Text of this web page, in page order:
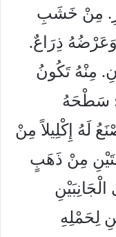
مِنْ خَشَبِ
ذِرَاعٌ وَعَرْضُهُ ذِرَاعٌ.
مِنْهُ تَكُونُ
سَطْحَهُ
لَهُ إِكْلِيلاً مِنْ
لَهُ حَلْقَتَيْنِ مِنْ ذَهَبٍ
لِحَمْلِهِ